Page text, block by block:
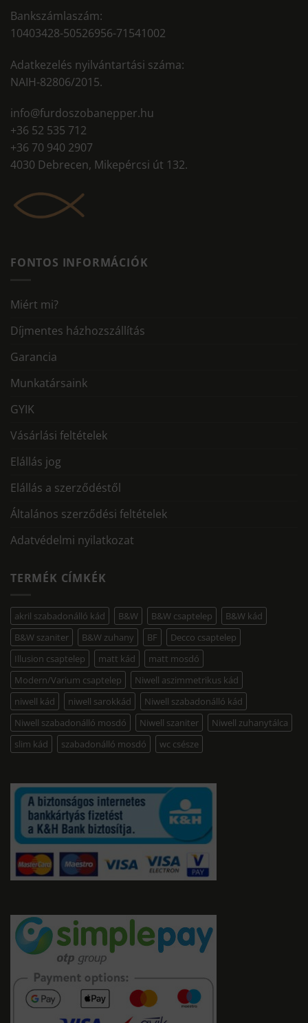
Bankszámlaszám:
10403428-50526956-71541002
Adatkezelés nyilvántartási száma:
NAIH-82806/2015.
info@furdoszobanepper.hu
+36 52 535 712
+36 70 940 2907
4030 Debrecen, Mikepércsi út 132.
FONTOS INFORMÁCIÓK
Miért mi?
Díjmentes házhozszállítás
Garancia
Munkatársaink
GYIK
Vásárlási feltételek
Elállás jog
Elállás a szerződéstől
Általános szerződési feltételek
Adatvédelmi nyilatkozat
TERMÉK CÍMKÉK
akril szabadonálló kád B&W B&W csaptelep
B&W kád
B&W szaniter
B&W zuhany BF
Decco csaptelep
Illusion csaptelep
matt kád
matt mosdó
Modern/Varium csaptelep
Niwell aszimmetrikus kád
niwell kád
niwell sarokkád
Niwell szabadonálló kád
Niwell szabadonálló mosdó
Niwell szaniter
Niwell zuhanytálca
slim kád
szabadonálló mosdó wc csésze